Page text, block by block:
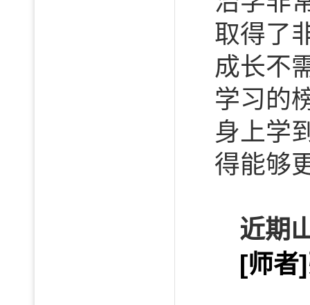
取得了
成长不
学习的
身上学
得能够
近期
[师者